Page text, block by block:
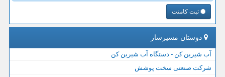
ثبت کامنت
دوستان مسیرساز
آب شیرین کن - دستگاه آب شیرین کن
شرکت صنعتی سخت پوشش